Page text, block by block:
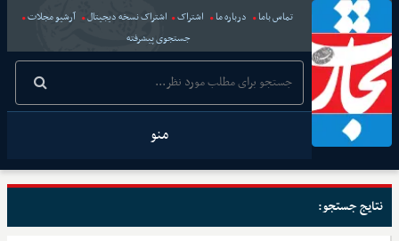
تماس باما درباره ما اشتراک اشتراک نسخه دیجیتال
آرشیو مجلات
جستجوی پیشرفته
منو
نتایج جستجو: